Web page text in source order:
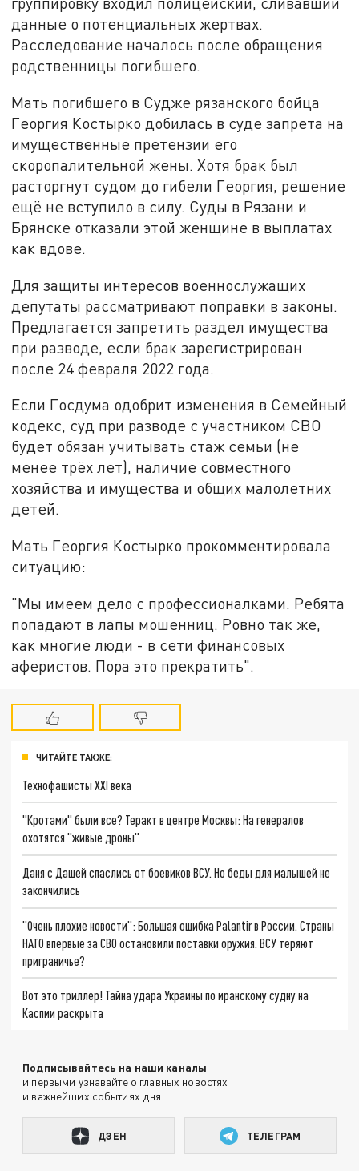
данные о потенциальных жертвах.
Расследование началось после обращения
родственницы погибшего.
Мать погибшего в Судже рязанского бойца
Георгия Костырко добилась в суде запрета на
имущественные претензии его
скоропалительной жены. Хотя брак был
расторгнут судом до гибели Георгия, решение
ещё не вступило в силу. Суды в Рязани и
Брянске отказали этой женщине в выплатах
как вдове.
Для защиты интересов военнослужащих
депутаты рассматривают поправки в законы.
Предлагается запретить раздел имущества
при разводе, если брак зарегистрирован
после 24 февраля 2022 года.
Если Госдума одобрит изменения в Семейный
кодекс, суд при разводе с участником СВО
будет обязан учитывать стаж семьи (не
менее трёх лет), наличие совместного
хозяйства и имущества и общих малолетних
детей.
Мать Георгия Костырко прокомментировала
ситуацию:
"Мы имеем дело с профессионалками. Ребята
попадают в лапы мошенниц. Ровно так же,
как многие люди - в сети финансовых
аферистов. Пора это прекратить".
ЧИТАЙТЕ ТАКЖЕ:
Технофашисты XXI века
"Кротами" были все? Теракт в центре Москвы: На генералов
охотятся "живые дроны"
Даня с Дашей спаслись от боевиков ВСУ. Но беды для малышей не
закончились
"Очень плохие новости": Большая ошибка Palantir в России. Страны
НАТО впервые за СВО остановили поставки оружия. ВСУ теряют
приграничье?
Вот это триллер! Тайна удара Украины по иранскому судну на
Каспии раскрыта
Подписывайтесь на наши каналы
и первыми узнавайте о главных новостях
и важнейших событиях дня.
ДЗЕН ТЕЛЕГРАМ